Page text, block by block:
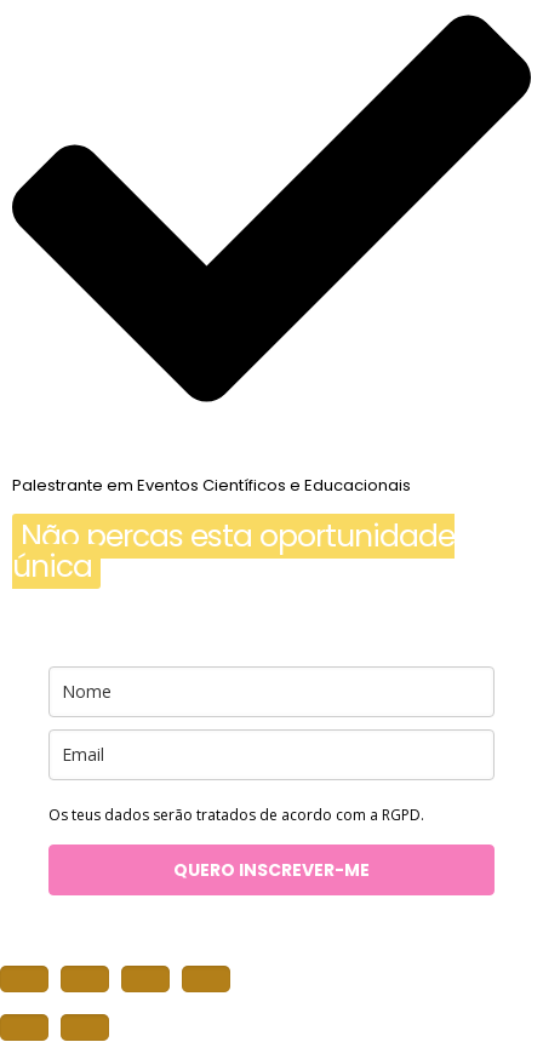
Palestrante em Eventos Científicos e Educacionais
Não percas esta oportunidade
única
Os teus dados serão tratados de acordo com a RGPD.
QUERO INSCREVER-ME